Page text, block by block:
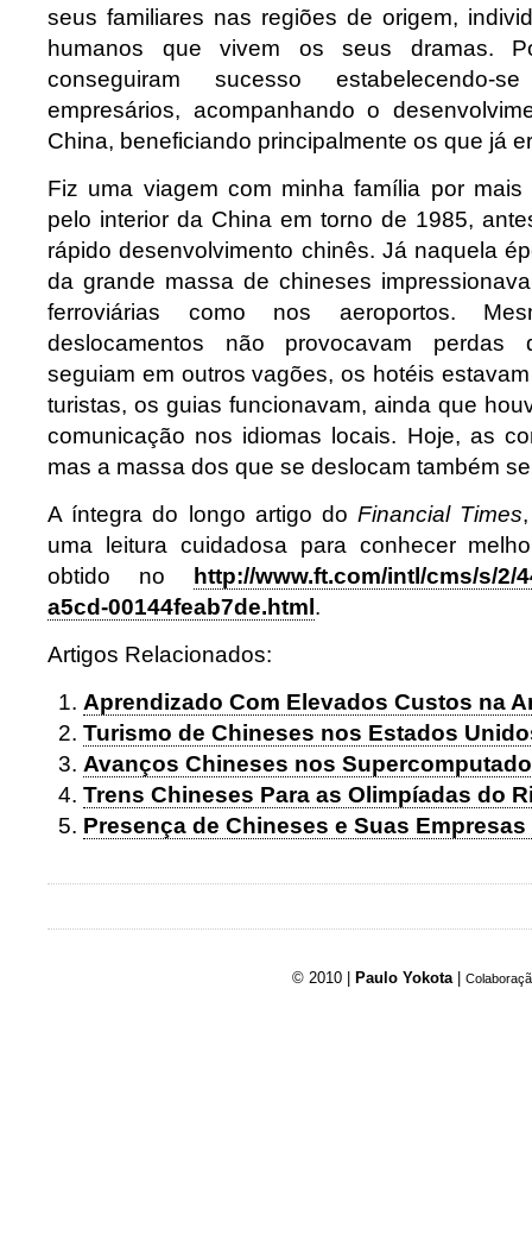
seus familiares nas regiões de origem,
humanos que vivem os seus dramas.
conseguiram sucesso estabelecendo-
empresários, acompanhando o
China, beneficiando principalmente os que já
Fiz uma viagem com minha família por
pelo interior da China em torno de 1985,
rápido desenvolvimento chinês. Já naquela
da grande massa de chineses
ferroviárias como nos aeroportos.
deslocamentos não provocavam perdas
seguiam em outros vagões, os hotéis
turistas, os guias funcionavam, ainda que
comunicação nos idiomas locais. Hoje, as
mas a massa dos que se deslocam também
A íntegra do longo artigo doFinancial Times
uma leitura cuidadosa para conhecer
obtido no
http://www.ft.com/intl/cms/s/2/
a5cd-00144feab7de.html .
Artigos Relacionados:
Aprendizado Com Elevados Custos na
Turismo de Chineses nos Estados
Avanços Chineses nos
Trens Chineses Para as Olimpíadas do
Presença de Chineses e Suas
© 2010 | Paulo Yokota |